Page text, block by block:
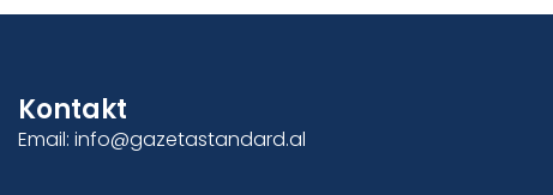
Kontakt
Email: info@gazetastandard.al